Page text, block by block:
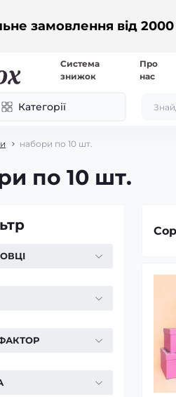
замовлення від
Система
знижок
Про
нас
Категорії
набори по 10 шт.
по 10 шт.